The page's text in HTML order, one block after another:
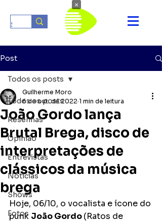
Post
Todos os posts
Resenhas
Opinião
Entrevistas
Notícias
Shows
Fotos
Todos os posts
João Gordo lança
Brutal Brega, disco de
interpretações de
clássicos da música
brega
Guilherme Moro
6 de out. de 2022 1 min de leitura
Hoje, 06/10, o vocalista e ícone do
punk João Gordo (Ratos de
×